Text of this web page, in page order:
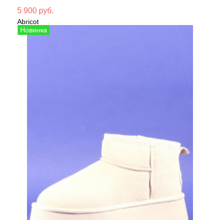
5 900 руб.
Abricot
Полусапожки